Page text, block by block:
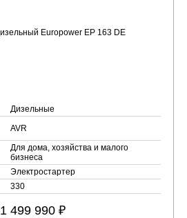
Дизельные
AVR
Для дома, хозяйства и малого
бизнеса
Электростартер
330
1 499 990 ₽